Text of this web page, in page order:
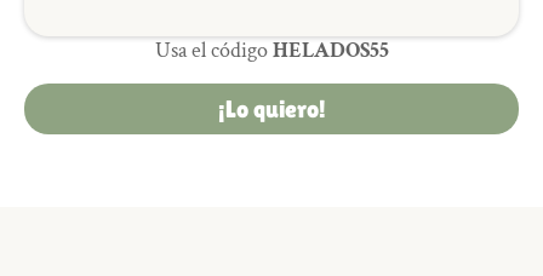
Usa el códigoHELADOS55
¡Lo quiero!